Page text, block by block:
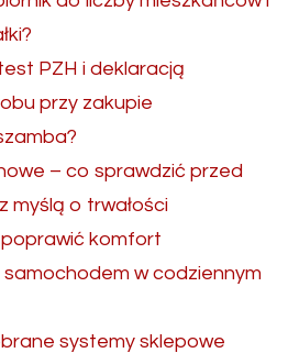
PZH i deklaracją
przy zakupie
– co sprawdzić przed
myślą o trwałości
komfort
w codziennym
systemy sklepowe